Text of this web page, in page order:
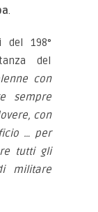
.
del 198°
del
con
sempre
con
… per
tutti gli
militare